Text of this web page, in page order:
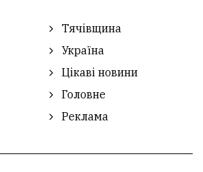
Тячівщина
Україна
Цікаві новини
Головне
Реклама